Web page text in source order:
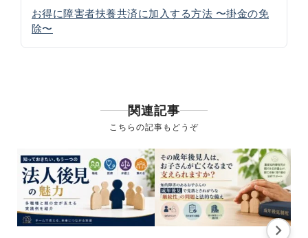
お得に障害者扶養共済に加入する方法 〜掛金の免
除〜
関連記事
こちらの記事もどうぞ